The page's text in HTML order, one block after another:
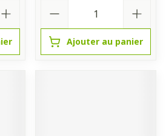
Ajouter au panier